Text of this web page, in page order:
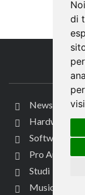
di
News
Hardware
Software
Pro Audio
Studi
Music Tech